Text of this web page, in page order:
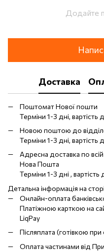
Додайте
Доставка
Поштомат Нової пошти
Терміни 1-3 дні, вартість
Новою поштою до
Терміни 1-3 дні, вартість
Адресна доставка по
Нова Пошта
Терміни 1-3 дні ,
Детальна інформація на
Онлайн-оплата
Платіжною карткою на
LiqPay
Післяплата (готівкою
Оплата частинами від